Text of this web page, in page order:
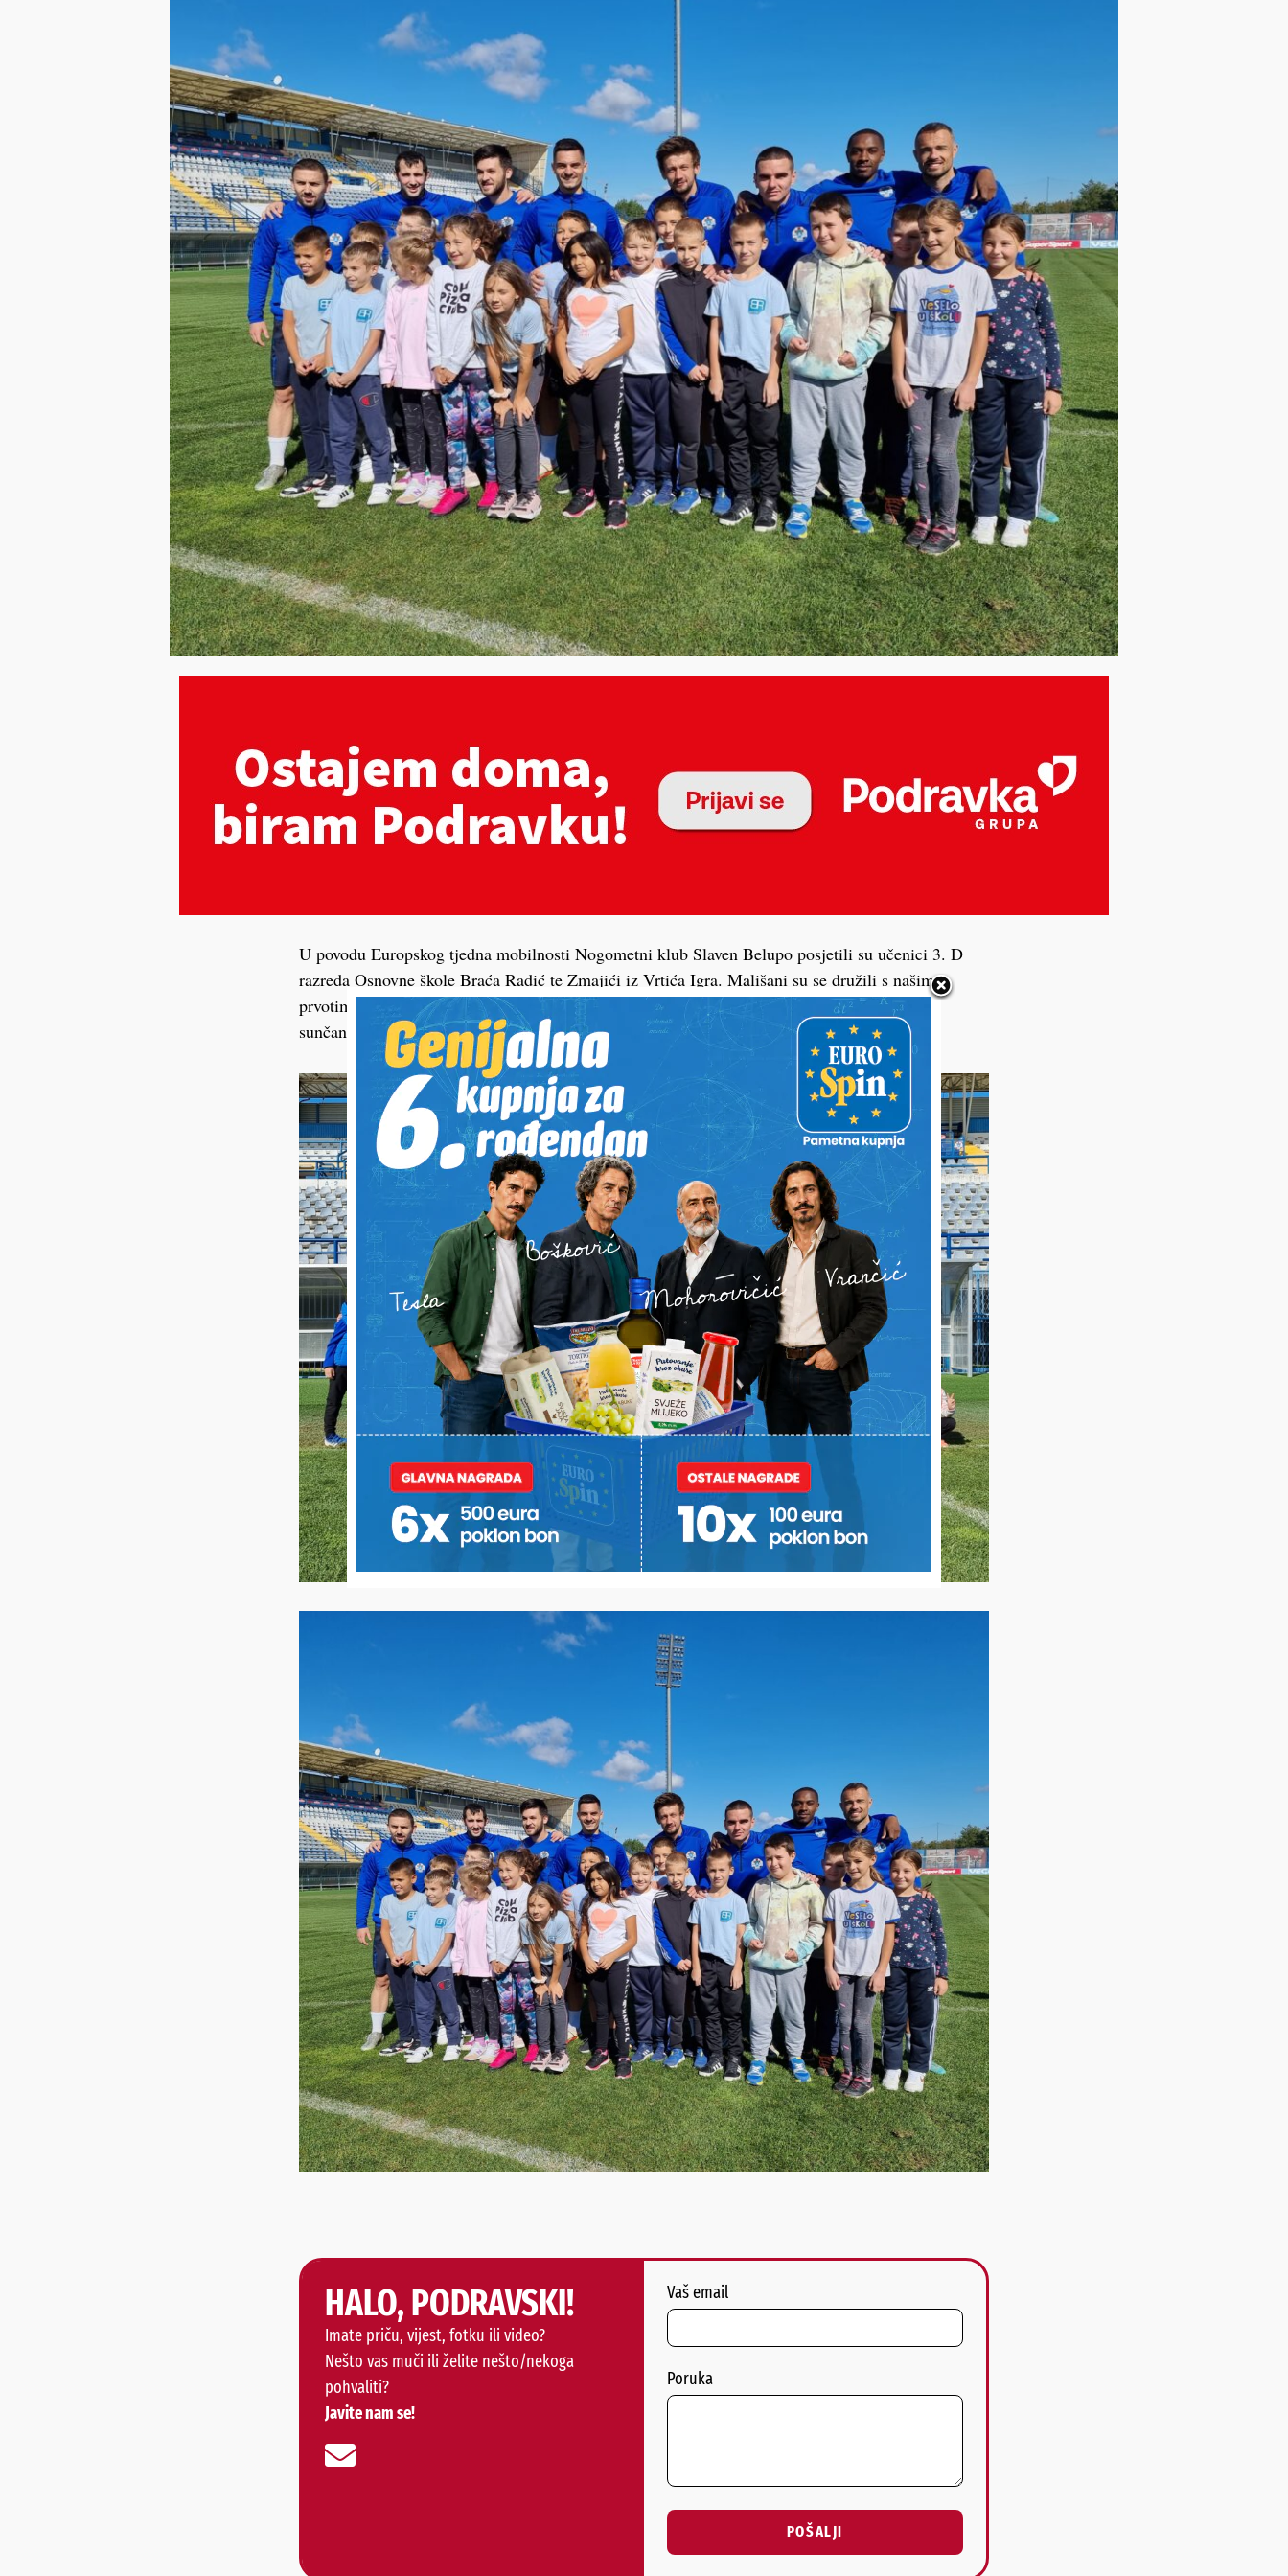
U povodu Europskog tjedna mobilnosti Nogometni klub Slaven Belupo posjetili su učenici 3. D
razreda Osnovne škole Braća Radić te Zmajići iz Vrtića Igra. Mališani su se družili s našim
prvotimcima, upoznali s našim stadionom, zaigrali nogomet na glavnom terenu te uživali u
sunčanom danu na Kušek-Apašu.
HALO, PODRAVSKI!
Imate priču, vijest, fotku ili video?
Nešto vas muči ili želite nešto/nekoga
pohvaliti?
Javite nam se!
Vaš email
Poruka
POŠALJI